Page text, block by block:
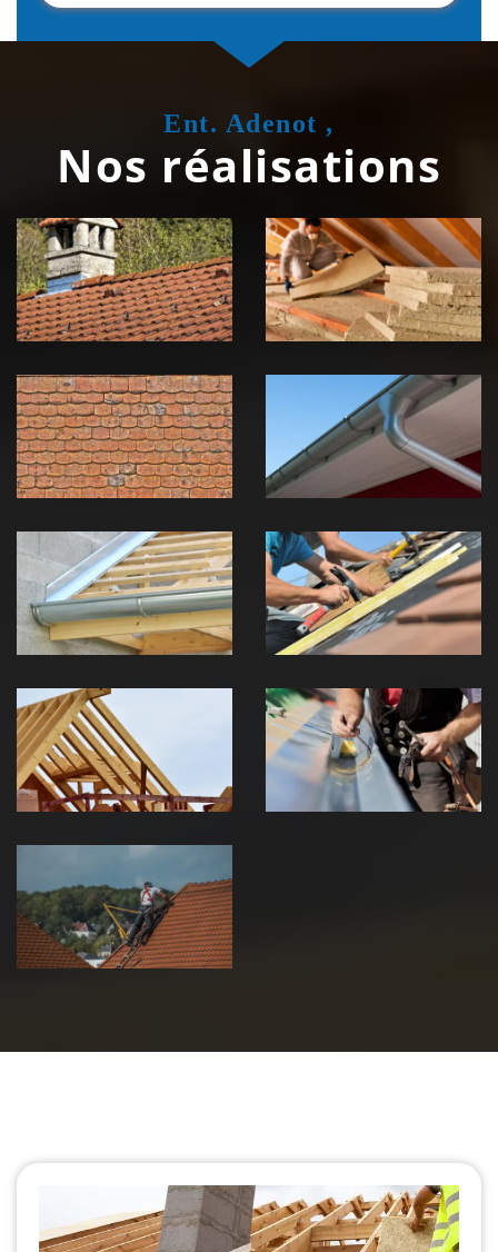
Ent. Adenot ,
Nos réalisations
Couvreur
zingueur 39
Jura
Isolation de
toiture 39
Jura
démoussage de
toiture 39
Jura
pose de
gouttière 39
Jura
Pose de
Chéneau 39
Jura
Réparation de
toiture 39
Jura
Traitement de
charpente 39
Jura
Travaux de
zinguerie 39
Jura
Urgence fuite
de toiture 39
Jura